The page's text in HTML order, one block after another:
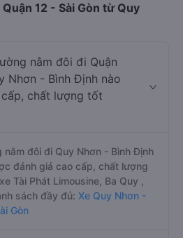
12 - Sài Gòn từ Quy
nằm đôi đi Quận
Nhơn - Bình Định nào
chất lượng tốt
nằm đôi đi Quy Nhơn - Bình Định
đánh giá cao cấp, chất lượng
Tài Phát Limousine, Ba Quy ,
sách đầy đủ: Xe Quy Nhơn -
Gòn